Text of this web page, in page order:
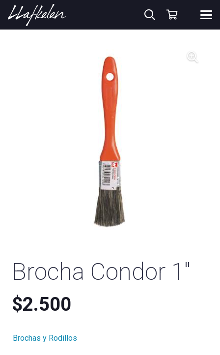
Brocha Condor 1″
$2.500
Brochas y Rodillos